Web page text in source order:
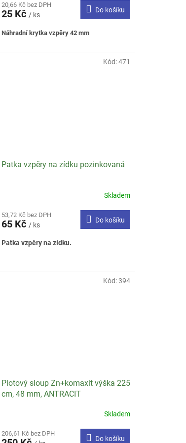
produktu
je
z
hvězdiček.
20,66 Kč bez DPH
25 Kč / ks
Do košíku
Náhradní krytka vzpěry 42 mm
Patka vzpěry na zídku pozinkovaná
Skladem
53,72 Kč bez DPH
65 Kč / ks
Do košíku
Patka vzpěry na zídku.
Kód:471
Plotový sloup Zn+komaxit výška 225
cm, 48 mm, ANTRACIT
Skladem
206,61 Kč bez DPH
Do košíku
Kód:394